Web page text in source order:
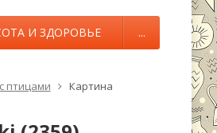
И ЗДОРОВЬЕ ...
птицами
Картина